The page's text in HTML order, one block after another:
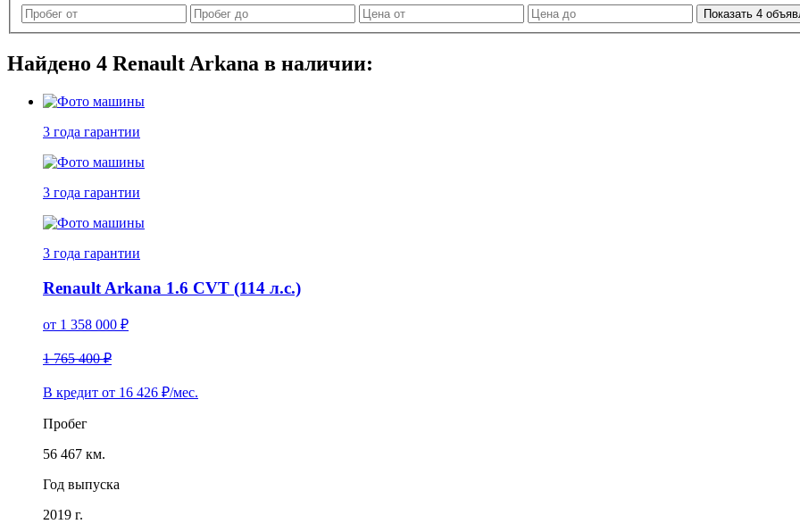
Показать 4
Найдено 4 Renault Arkana в наличии:
3 года гарантии
3 года гарантии
3 года гарантии
Renault Arkana 1.6 CVT (114 л.с.)
от 1 358 000 ₽
1 765 400 ₽
В кредит от 16 426 ₽/мес.
Пробег
56 467 км.
Год выпуска
2019 г.